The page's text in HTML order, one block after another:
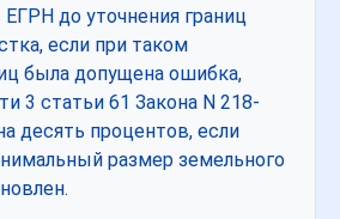
до уточнения границ
если при таком
была допущена ошибка,
3 статьи 61 Закона N 218-
десять процентов, если
размер земельного